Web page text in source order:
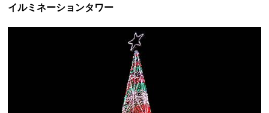
イルミネーションタワー